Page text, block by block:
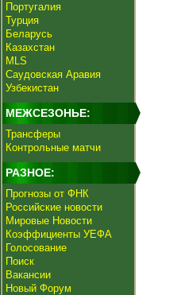
Португалия
Турция
Беларусь
Казахстан
MLS
Саудовская Аравия
Узбекистан
МЕЖСЕЗОНЬЕ:
Трансферы
Контрольные матчи
РАЗНОЕ:
Прогнозы от ФНК
Российские новости
Мировые Новости
Коэффициенты УЕФА
Голосование
Поиск
Вакансии
Новый Форум